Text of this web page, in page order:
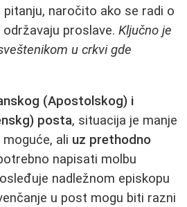
naročito ako se radi o
proslave. Ključno je
u crkvi gde
(Apostolskog) i
posta, situacija je manje
ali uz prethodno
napisati molbu
nadležnom episkopu
u post mogu biti razni